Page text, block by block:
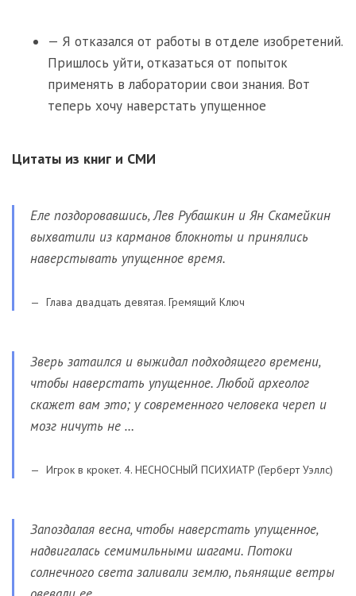
— Я отказался от работы в отделе изобретений.
Пришлось уйти, отказаться от попыток
применять в лаборатории свои знания. Вот
теперь хочу наверстать упущенное
Цитаты из книг и СМИ
Еле поздоровавшись, Лев Рубашкин и Ян Скамейкин
выхватили из карманов блокноты и принялись
наверстывать упущенное время.
Глава двадцать девятая. Гремящий Ключ
Зверь затаился и выжидал подходящего времени,
чтобы наверстать упущенное. Любой археолог
скажет вам это; у современного человека череп и
мозг ничуть не …
Игрок в крокет. 4. НЕСНОСНЫЙ ПСИХИАТР (Герберт Уэллс)
Запоздалая весна, чтобы наверстать упущенное,
надвигалась семимильными шагами. Потоки
солнечного света заливали землю, пьянящие ветры